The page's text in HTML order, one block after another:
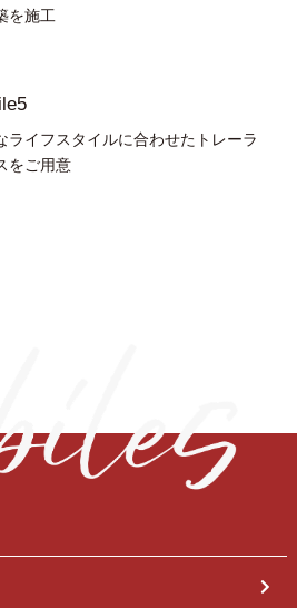
を施工
ライフスタイルに合わせたトレーラ
をご用意